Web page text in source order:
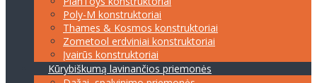
Poly-M konstruktoriai
Thames & Kosmos konstruktoriai
Zometool erdviniai konstruktoriai
Įvairūs konstruktoriai
Kūrybiškumą lavinančios priemonės